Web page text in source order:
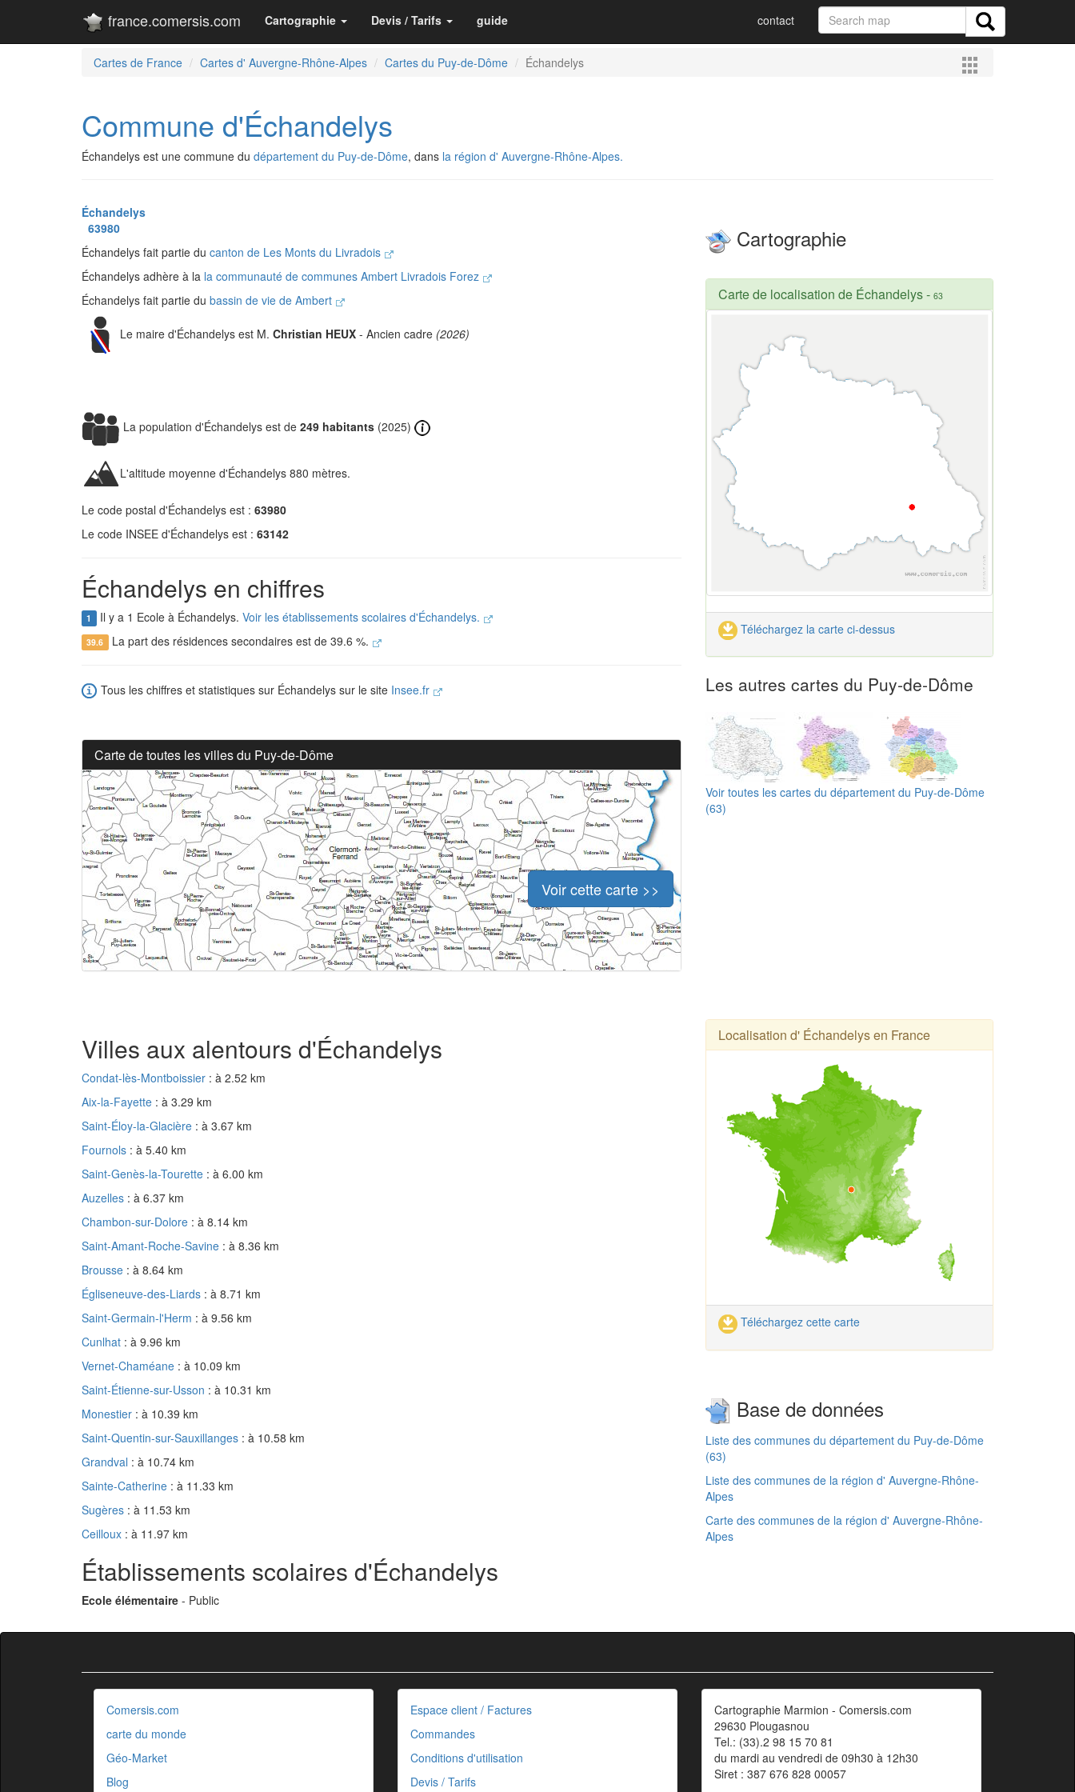
france.comersis.com Cartographie Devis / Tarifs guide contact
Cartes de France Cartes d' Auvergne-Rhône-Alpes Cartes du Puy-de-Dôme Échandelys
Commune d'Échandelys
Échandelys est une commune du département du Puy-de-Dôme, dans la région d' Auvergne-Rhône-Alpes.
Échandelys
63980
Échandelys fait partie du canton de Les Monts du Livradois
Échandelys adhère à la la communauté de communes Ambert Livradois Forez
Échandelys fait partie du bassin de vie de Ambert
Le maire d'Échandelys est M. Christian HEUX - Ancien cadre (2026)
La population d'Échandelys est de 249 habitants (2025)
L'altitude moyenne d'Échandelys 880 mètres.
Le code postal d'Échandelys est : 63980
Le code INSEE d'Échandelys est : 63142
Échandelys en chiffres
1 Il y a 1 Ecole à Échandelys. Voir les établissements scolaires d'Échandelys.
39.6 La part des résidences secondaires est de 39.6 %.
Tous les chiffres et statistiques sur Échandelys sur le site Insee.fr
Carte de toutes les villes du Puy-de-Dôme
Voir cette carte >>
Cartographie
Carte de localisation de Échandelys- 63
Téléchargez la carte ci-dessus
Les autres cartes du Puy-de-Dôme
Voir toutes les cartes du département du Puy-de-Dôme
(63)
Villes aux alentours d'Échandelys
Condat-lès-Montboissier : à 2.52 km
Aix-la-Fayette : à 3.29 km
Saint-Éloy-la-Glacière : à 3.67 km
Fournols : à 5.40 km
Saint-Genès-la-Tourette : à 6.00 km
Auzelles : à 6.37 km
Chambon-sur-Dolore : à 8.14 km
Saint-Amant-Roche-Savine : à 8.36 km
Brousse : à 8.64 km
Égliseneuve-des-Liards : à 8.71 km
Saint-Germain-l'Herm : à 9.56 km
Cunlhat : à 9.96 km
Vernet-Chaméane : à 10.09 km
Saint-Étienne-sur-Usson : à 10.31 km
Monestier : à 10.39 km
Saint-Quentin-sur-Sauxillanges : à 10.58 km
Grandval : à 10.74 km
Sainte-Catherine : à 11.33 km
Sugères : à 11.53 km
Ceilloux : à 11.97 km
Établissements scolaires d'Échandelys
Ecole élémentaire - Public
Localisation d' Échandelys en France
Téléchargez cette carte
Base de données
Liste des communes du département du Puy-de-Dôme
(63)
Liste des communes de la région d' Auvergne-Rhône-
Alpes
Carte des communes de la région d' Auvergne-Rhône-
Alpes
Comersis.com
carte du monde
Géo-Market
Blog
Espace client / Factures
Commandes
Conditions d'utilisation
Devis / Tarifs
Cartographie Marmion - Comersis.com
29630 Plougasnou
Tel.: (33).2 98 15 70 81
du mardi au vendredi de 09h30 à 12h30
Siret : 387 676 828 00057